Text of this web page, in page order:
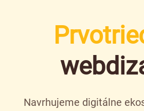
Navrhujeme digitálne